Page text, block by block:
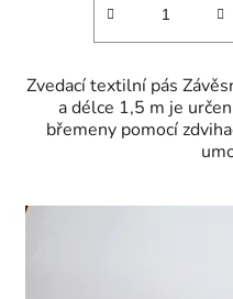
Zvedací textilní pás
a délce 1,5 m je
břemeny pomocí